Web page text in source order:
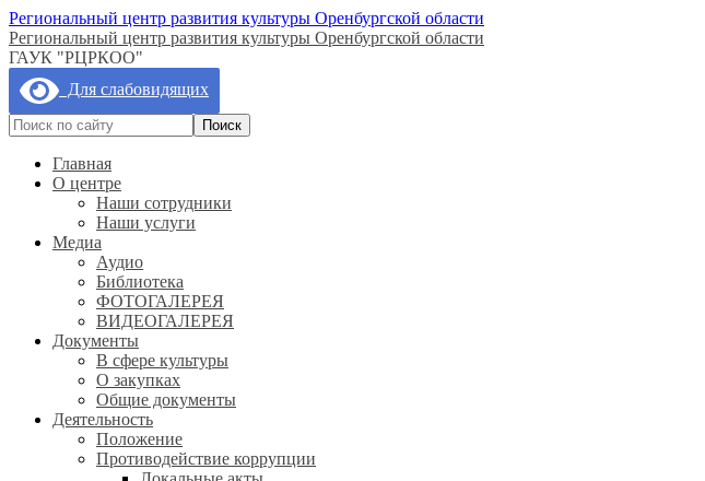
Региональный центр развития культуры Оренбургской области
Региональный центр развития культуры Оренбургской области
ГАУК "РЦРКОО"
Для слабовидящих
Главная
О центре
Наши сотрудники
Наши услуги
Медиа
Аудио
Библиотека
ФОТОГАЛЕРЕЯ
ВИДЕОГАЛЕРЕЯ
Документы
В сфере культуры
О закупках
Общие документы
Деятельность
Положение
Противодействие коррупции